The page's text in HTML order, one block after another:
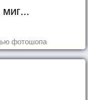
фотошопа